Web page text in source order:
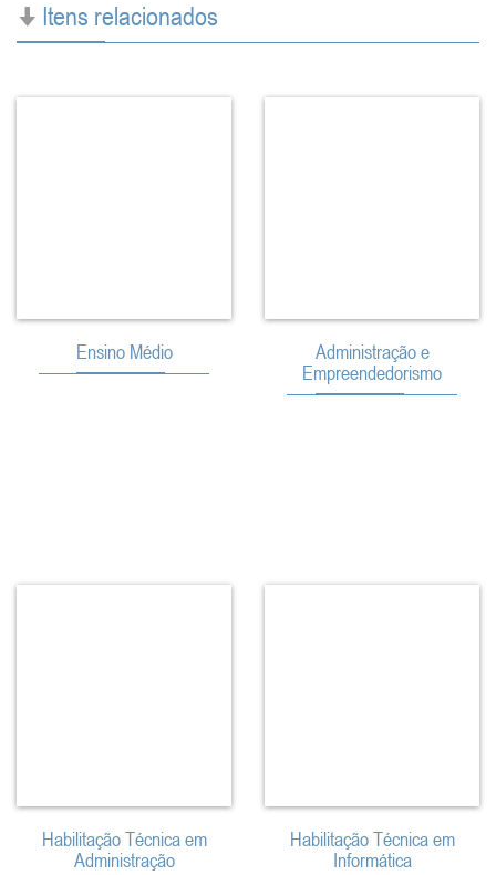
Itens relacionados
Ensino Médio
Administração e
Empreendedorismo
Habilitação Técnica em
Administração
Habilitação Técnica em
Informática